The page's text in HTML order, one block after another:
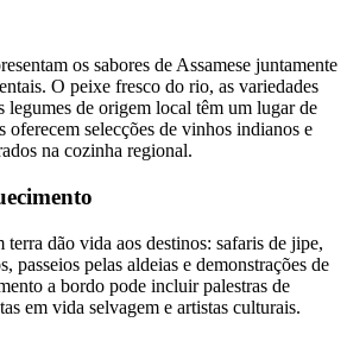
os sabores de Assamese juntamente
O peixe fresco do rio, as variedades
legumes de origem local têm um lugar de
oferecem selecções de vinhos indianos e
na cozinha regional.
terra dão vida aos destinos: safaris de jipe,
passeios pelas aldeias e demonstrações de
a bordo pode incluir palestras de
em vida selvagem e artistas culturais.